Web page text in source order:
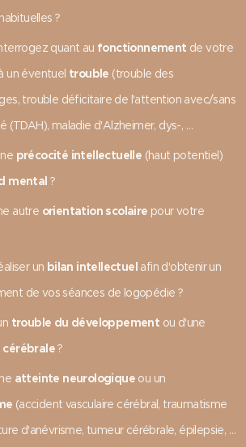
?
quant au fonctionnement de votre
un éventuel trouble (trouble des
trouble déficitaire de l'attention avec/sans
(TDAH), maladie d'Alzheimer, dys-, …
précocité intellectuelle (haut potentiel)
mental ?
autre orientation scolaire pour votre
un bilan intellectuel afin d'obtenir un
de vos séances de logopédie ?
trouble du développement ou d'une
?
atteinte neurologique ou un
(accident vasculaire cérébral, traumatisme
d'anévrisme, tumeur cérébrale, épilepsie, …